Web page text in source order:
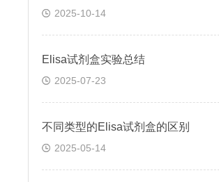
2025-10-14
Elisa试剂盒实验总结
2025-07-23
不同类型的Elisa试剂盒的区别
2025-05-14